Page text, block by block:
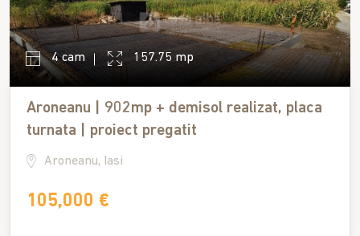
4 cam 157.75 mp
Aroneanu | 902mp + demisol realizat, placa
turnata | proiect pregatit
Aroneanu, Iasi
105,000 €